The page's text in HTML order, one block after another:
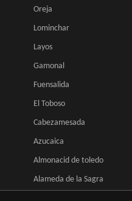
Oreja
Lominchar
Layos
Gamonal
Fuensalida
El Toboso
Cabezamesada
Azucaica
Almonacid de toledo
Alameda de la Sagra